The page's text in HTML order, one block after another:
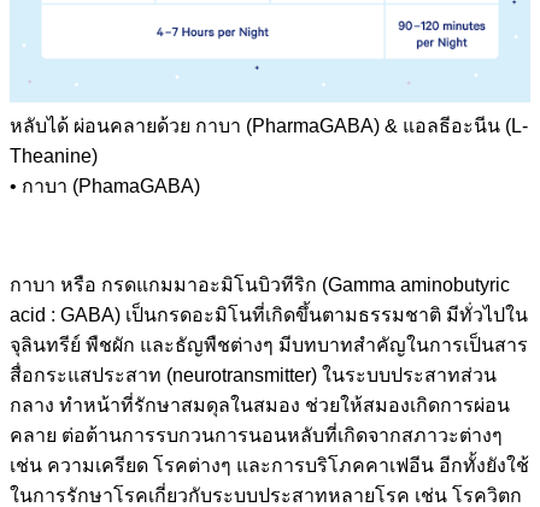
หลับได้ ผ่อนคลายด้วย กาบา (PharmaGABA) & แอลธีอะนีน (L-
Theanine)
• กาบา (PhamaGABA)
กาบา หรือ กรดแกมมาอะมิโนบิวทีริก (Gamma aminobutyric
acid : GABA) เป็นกรดอะมิโนที่เกิดขึ้นตามธรรมชาติ มีทั่วไปใน
จุลินทรีย์ พืชผัก และธัญพืชต่างๆ มีบทบาทสำคัญในการเป็นสาร
สื่อกระแสประสาท (neurotransmitter) ในระบบประสาทส่วน
กลาง ทำหน้าที่รักษาสมดุลในสมอง ช่วยให้สมองเกิดการผ่อน
คลาย ต่อต้านการรบกวนการนอนหลับที่เกิดจากสภาวะต่างๆ
เช่น ความเครียด โรคต่างๆ และการบริโภคคาเฟอีน อีกทั้งยังใช้
ในการรักษาโรคเกี่ยวกับระบบประสาทหลายโรค เช่น โรควิตก